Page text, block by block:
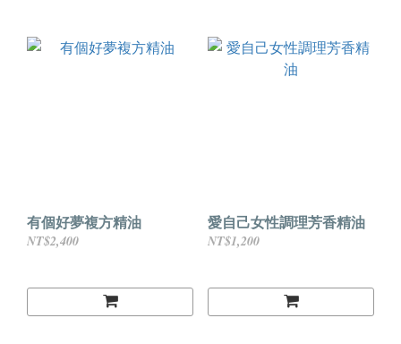
有個好夢複方精油
NT$2,400
愛自己女性調理芳香精油
NT$1,200